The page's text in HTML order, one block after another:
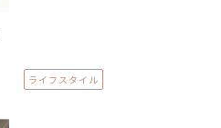
ライフスタイル